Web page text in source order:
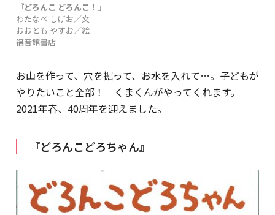
『どろんこ どろんこ！』
わたなべ しげお／文
おおとも やすお／絵
福音館書店
お山を作って、穴を掘って、お水を入れて…。子どもが
やりたいこと全部！ くまくんがやってくれます。
2021年春、40周年を迎えました。
『どろんこどろちゃん』